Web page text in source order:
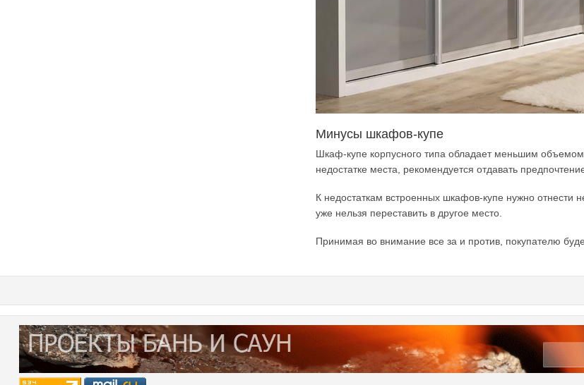
Минусы шкафов-купе
Шкаф-купе корпусного типа обладает меньшим
недостатке места, рекомендуется отдавать
К недостаткам встроенных шкафов-купе нужно отнести
уже нельзя переставить в другое место.
Принимая во внимание все за и против, покупателю